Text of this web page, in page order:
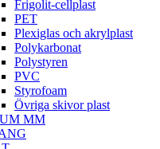
Frigolit-cellplast
PET
Plexiglas och akrylplast
Polykarbonat
Polystyren
PVC
Styrofoam
Övriga skivor plast
MM